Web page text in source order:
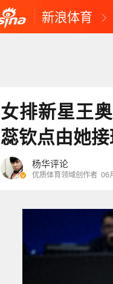
新浪体育
女排新星王
蕊钦点由她
杨华评论
优质体育领域创作者 06